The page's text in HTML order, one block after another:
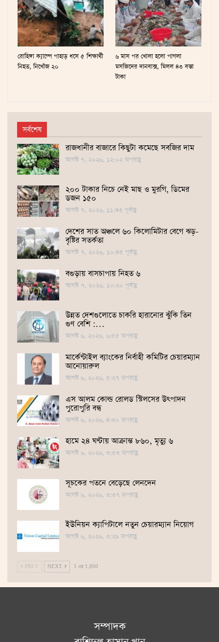
রোহিঙ্গা ক্যাম্পে পাহাড় ধসে ৫ শিক্ষার্থী
নিহত, নিখোঁজ ২০
৬ মাস পর খোলা হলো পাগলা
মসজিদের দানবাক্স, মিলল ৪৩ বস্তা
টাকা
সর্বশেষ
রাজধানীর বাজারে কিছুটা কমেছে সবজির দাম
আগস্ট ৭, ২০২৬, ১২:০২ অপরাহ্ণ
২০০ টাকার নিচে নেই মাছ ও মুরগি, ডিমের
ডজন ১৫০
আগস্ট ৭, ২০২৬, ১১:৪৩ পূর্বাহ্ণ
দেশের সাত অঞ্চলে ৬০ কিলোমিটার বেগে ঝড়-
বৃষ্টির সতর্কতা
আগস্ট ৭, ২০২৬, ১০:৪৫ পূর্বাহ্ণ
বগুড়ায় বাসচাপায় নিহত ৬
আগস্ট ৭, ২০২৬, ১০:২০ পূর্বাহ্ণ
উন্নত দেশগুলোতে চাকরি হারানোর ঝুঁকি তিন
গুণ বেশি :…
আগস্ট ৬, ২০২৬, ৬:৫৫ অপরাহ্ণ
মার্কেন্টাইল ব্যাংকের নির্বাহী কমিটির চেয়ারম্যান
আনোয়ারুল
আগস্ট ৬, ২০২৬, ৫:২৭ অপরাহ্ণ
এস আলম কোল্ড রোলড স্টিলসের উৎপাদন
পুরোপুরি বন্ধ
আগস্ট ৬, ২০২৬, ৪:৩০ অপরাহ্ণ
হামে ২৪ ঘণ্টায় আক্রান্ত ৮৬০, মৃত্যু ৬
আগস্ট ৬, ২০২৬, ৩:৫৩ অপরাহ্ণ
সূচকের পতনে বেড়েছে লেনদেন
আগস্ট ৬, ২০২৬, ৩:৩৭ অপরাহ্ণ
ইউনিয়ন ক্যাপিটালে নতুন চেয়ারম্যান নিয়োগ
আগস্ট ৬, ২০২৬, ৩:২৯ অপরাহ্ণ
PREV NEXT 1 এর 1,800
সম্পাদক